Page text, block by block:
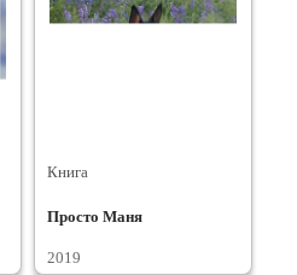
Книга
Просто Маня
2019